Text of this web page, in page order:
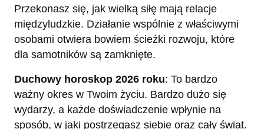
Przekonasz się, jak wielką siłę mają relacje
międzyludzkie. Działanie wspólnie z właściwymi
osobami otwiera bowiem ścieżki rozwoju, które
dla samotników są zamknięte.
Duchowy horoskop 2026 roku: To bardzo
ważny okres w Twoim życiu. Bardzo dużo się
wydarzy, a każde doświadczenie wpłynie na
sposób, w jaki postrzegasz siebie oraz cały świat.